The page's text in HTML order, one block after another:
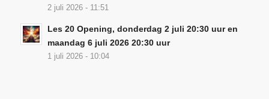
2 juli 2026 - 11:51
Les 20 Opening, donderdag 2 juli 20:30 uur en
maandag 6 juli 2026 20:30 uur
1 juli 2026 - 10:04